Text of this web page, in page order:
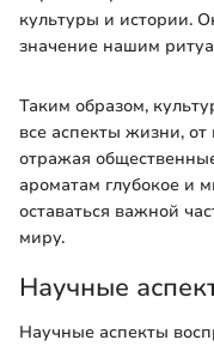
культуры и истории.
значение нашим
Таким образом,
все аспекты жизни,
отражая
ароматам глубокое и
оставаться важной
миру.
Научные
Научные аспекты